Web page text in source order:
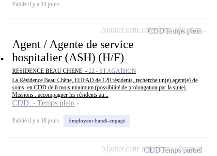
Publié il y a 14 jours
Agent / Agente de service
hospitalier (ASH) (H/F)
RESIDENCE BEAU CHENE - 22 - ST AGATHON
La Résidence Beau Chêne, EHPAD de 120 résidents, recherche un(e) agent(e) de
soins, en CDD de 6 mois minimum (possibilité de prolongation par la suite).
Missions : accompagner les résidents au...
CDD - Temps plein
Publié il y a 18 jours Employeur handi-engagé
CDDTemps plein
Ajouter cette offre à ma sélection
CDDTemps partiel
Ajouter cette offre à ma sélection